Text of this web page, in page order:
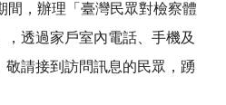
間，辦理「臺灣民眾對檢察體
，透過家戶室內電話、手機及
請接到訪問訊息的民眾，踴